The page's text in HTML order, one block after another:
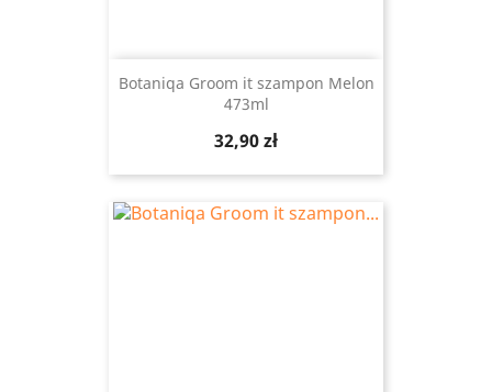
Botaniqa Groom it szampon Melon
473ml
Cena
32,90 zł